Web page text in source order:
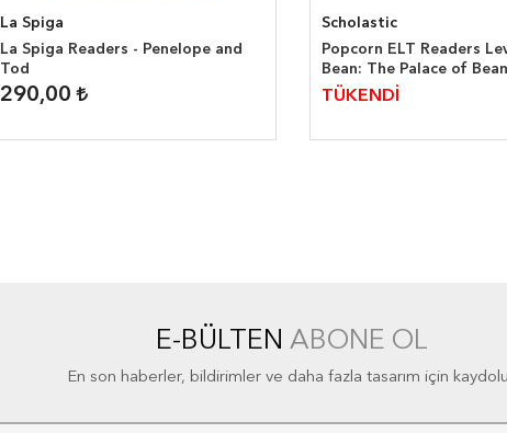
La Spiga
La Spiga Readers - Penelope and
Tod
290,00
Scholastic
Popcorn ELT Readers
Bean: The Palace of Bean
TÜKENDİ
E-BÜLTEN ABONE OL
En son haberler, bildirimler ve daha fazla tasarım için